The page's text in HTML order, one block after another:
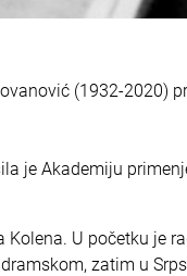
(1932-2020)
je Akademiju
U početku je
zatim u